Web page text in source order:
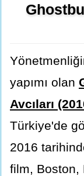
yapımı olan
Avcıları
Türkiye'de
2016
film, Boston,